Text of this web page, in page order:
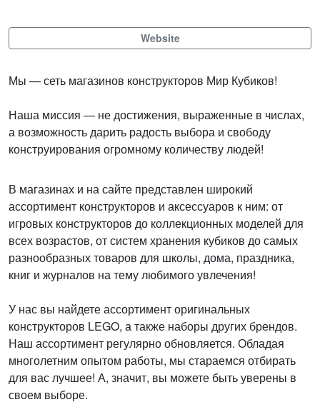
Website
Мы — сеть магазинов конструкторов Мир Кубиков!
Наша миссия — не достижения, выраженные в числах,
а возможность дарить радость выбора и свободу
конструирования огромному количеству людей!
В магазинах и на сайте представлен широкий
ассортимент конструкторов и аксессуаров к ним: от
игровых конструкторов до коллекционных моделей для
всех возрастов, от систем хранения кубиков до самых
разнообразных товаров для школы, дома, праздника,
книг и журналов на тему любимого увлечения!
У нас вы найдете ассортимент оригинальных
конструкторов LEGO, а также наборы других брендов.
Наш ассортимент регулярно обновляется. Обладая
многолетним опытом работы, мы стараемся отбирать
для вас лучшее! А, значит, вы можете быть уверены в
своем выборе.